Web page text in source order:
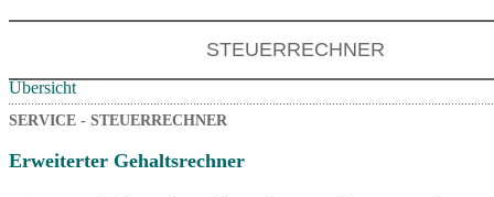
STEUERRECHNER
Übersicht
SERVICE - STEUERRECHNER
Erweiterter Gehaltsrechner